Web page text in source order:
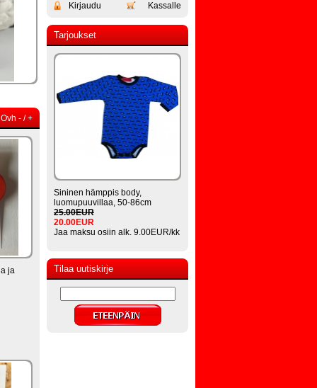
- /+
ja
Kirjaudu
Kassalle
Tarjoukset
Sininen hämppis body,
luomupuuvillaa, 50-86cm
25.00EUR
20.00EUR
Jaa maksu osiin alk. 9.00EUR/kk
Tilaa uutiskirje